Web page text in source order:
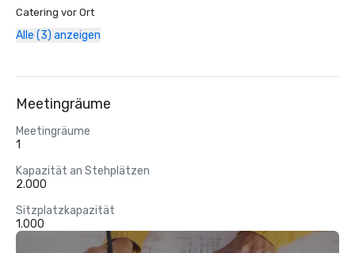
Catering vor Ort
Alle (3) anzeigen
Meetingräume
Meetingräume
1
Kapazität an Stehplätzen
2.000
Sitzplatzkapazität
1.000